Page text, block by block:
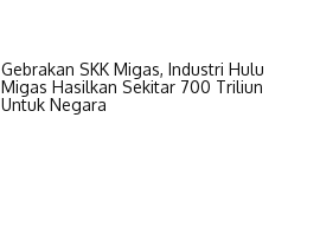
Gebrakan SKK Migas, Industri Hulu
Migas Hasilkan Sekitar 700 Triliun
Untuk Negara